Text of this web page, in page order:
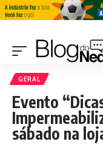
GERAL
Evento
sábado na